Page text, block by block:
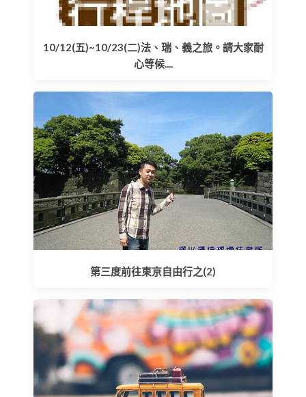
10/12(五)~10/23(二)法、瑞、義之旅。請大家耐
心等候....
第三度前往東京自由行之(2)